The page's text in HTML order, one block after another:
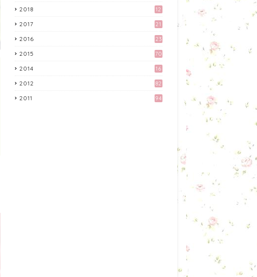
Kali Pertama Tempah Header
2018
12
2017
21
2016
23
2015 70
2014 16
2012 82
2011 94